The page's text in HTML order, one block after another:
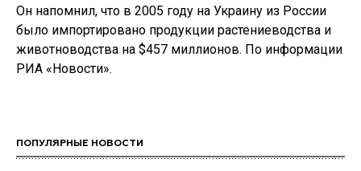
Он напомнил, что в 2005 году на Украину из России
было импортировано продукции растениеводства и
животноводства на $457 миллионов. По информации
РИА «Новости».
ПОПУЛЯРНЫЕ НОВОСТИ